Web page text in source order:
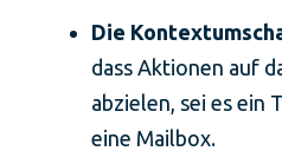
Die
dass Aktionen auf
abzielen, sei es ein
eine Mailbox.